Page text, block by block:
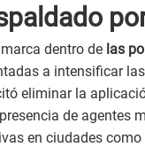
dentro de las
a intensificar
eliminar la
de agentes
en ciudades